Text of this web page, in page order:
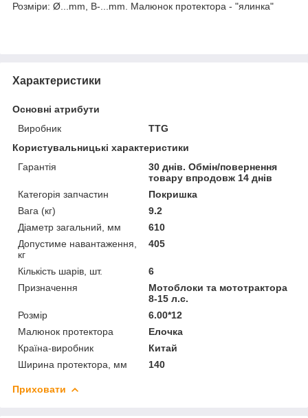
Розміри: Ø...mm, B-...mm. Малюнок протектора - "ялинка"
Характеристики
Основні атрибути
Виробник
TTG
Користувальницькі характеристики
Гарантія
30 днів. Обмін/повернення
товару впродовж 14 днів
Категорія запчастин
Покришка
Вага (кг)
9.2
Діаметр загальний, мм
610
Допустиме навантаження,
кг
405
Кількість шарів, шт.
6
Призначення
Мотоблоки та мототрактора
8-15 л.с.
Розмір
6.00*12
Малюнок протектора
Елочка
Країна-виробник
Китай
Ширина протектора, мм
140
Приховати